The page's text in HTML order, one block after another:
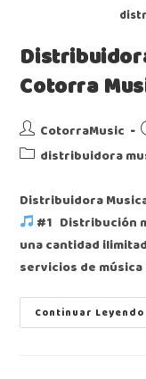
Cotorra
CotorraMusic
distribuidora
Distribuidora
#1 Distribución
una cantidad
servicios de
Continuar Leyendo